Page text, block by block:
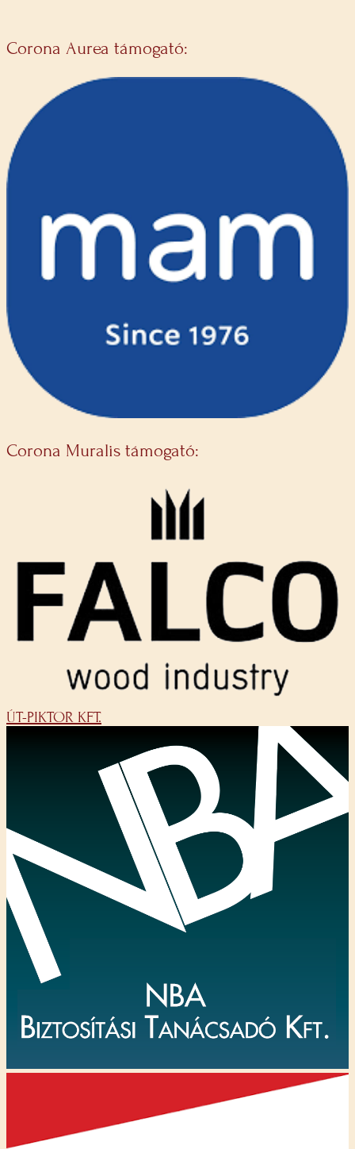
Corona Aurea támogató:
Corona Muralis támogató:
ÚT-PIKTOR KFT.